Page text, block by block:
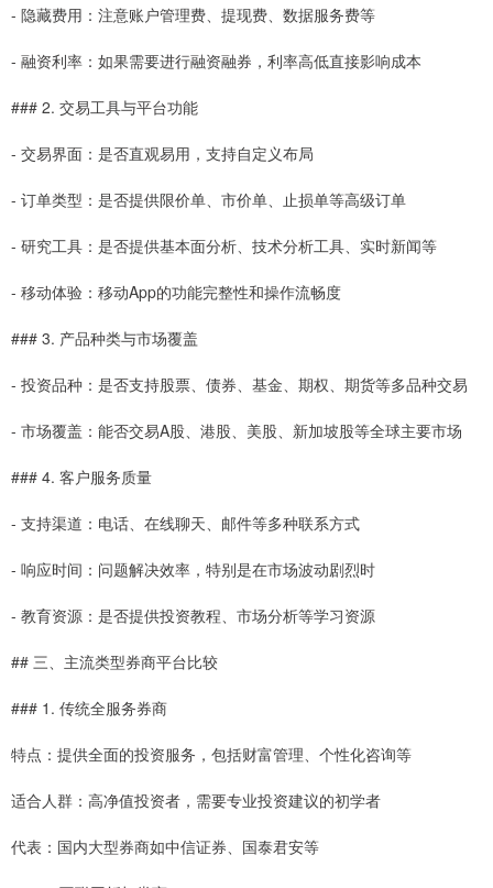
- 隐藏费用：注意账户管理费、提现费、数据服务费等
- 融资利率：如果需要进行融资融券，利率高低直接影响成本
### 2. 交易工具与平台功能
- 交易界面：是否直观易用，支持自定义布局
- 订单类型：是否提供限价单、市价单、止损单等高级订单
- 研究工具：是否提供基本面分析、技术分析工具、实时新闻等
- 移动体验：移动App的功能完整性和操作流畅度
### 3. 产品种类与市场覆盖
- 投资品种：是否支持股票、债券、基金、期权、期货等多品种交易
- 市场覆盖：能否交易A股、港股、美股、新加坡股等全球主要市场
### 4. 客户服务质量
- 支持渠道：电话、在线聊天、邮件等多种联系方式
- 响应时间：问题解决效率，特别是在市场波动剧烈时
- 教育资源：是否提供投资教程、市场分析等学习资源
## 三、主流类型券商平台比较
### 1. 传统全服务券商
特点：提供全面的投资服务，包括财富管理、个性化咨询等
适合人群：高净值投资者，需要专业投资建议的初学者
代表：国内大型券商如中信证券、国泰君安等